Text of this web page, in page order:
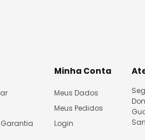
Minha Conta
Meus Dados
Meus Pedidos
Login